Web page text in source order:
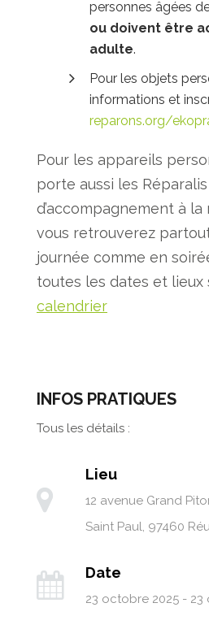
personnes âgées
ou doivent être
adulte.
Pour les objets
informations et
reparons.org/
Pour les appareils
porte aussi les
d’accompagnement à
vous retrouverez partout
journée comme en
toutes les dates et lieux
calendrier
INFOS PRATIQUES
Tous les détails :
Lieu
12 avenue Grand
Saint Paul, 97460
Date
23 octobre 2025 -